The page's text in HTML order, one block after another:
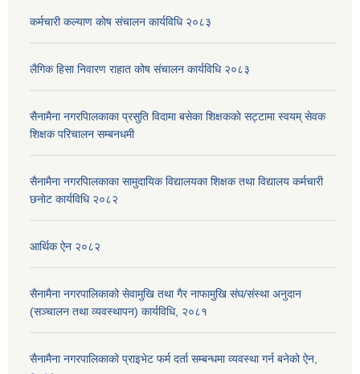
कर्मचारी कल्याण काेष संचालन कार्यविधि २०८३
लैगिक हिसा निवारण राहात कोष संचालन कार्यविधि २०८३
सैनामैना नगरपािलकाका प्रसुति विदामा बसेका शिक्षककाे सट्टामा स्वयम् सेवक
शिक्षक परिचालन सम्बनधमी
सैनामैना नगरपािलकाका सामुदायिक विद्यालयका शिक्षक तथा विद्यालय कर्मचारी
छनाेट कार्यविधि २०८२
आर्थिक ऐन २०८२
सैनामैना नगरपालिकाको सेवामुखि तथा गैर नाफामुखि संघ/संस्था अनुदान
(सञ्चालन तथा व्यवस्थापन) कार्यविधि, २०८१
सैनामैना नगरपालिकाको प्राइभेट फर्म दर्ता सम्बन्धमा व्यवस्था गर्न बनेको ऐन,